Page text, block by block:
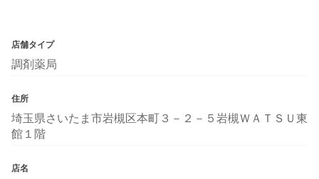
店舗タイプ
調剤薬局
住所
埼玉県さいたま市岩槻区本町３－２－５岩槻ＷＡＴＳＵ東
館１階
店名